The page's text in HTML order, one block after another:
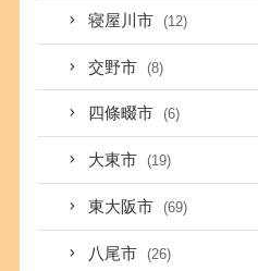
寝屋川市 (12)
交野市 (8)
四條畷市 (6)
大東市 (19)
東大阪市 (69)
八尾市 (26)